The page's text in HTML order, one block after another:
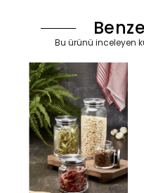
Bu ürünü inceleyen